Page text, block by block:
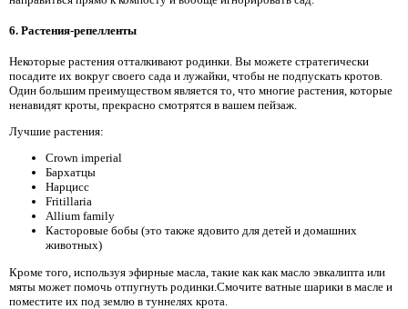
6. Растения-репелленты
Некоторые растения отталкивают родинки. Вы можете стратегически
посадите их вокруг своего сада и лужайки, чтобы не подпускать кротов.
Один большим преимуществом является то, что многие растения, которые
ненавидят кроты, прекрасно смотрятся в вашем пейзаж.
Лучшие растения:
Crown imperial
Бархатцы
Нарцисс
Fritillaria
Allium family
Касторовые бобы (это также ядовито для детей и домашних
животных)
Кроме того, используя эфирные масла, такие как как масло эвкалипта или
мяты может помочь отпугнуть родинки.Смочите ватные шарики в масле и
поместите их под землю в туннелях крота.